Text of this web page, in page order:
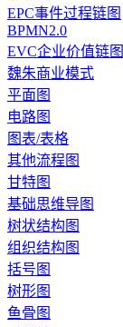
EPC事件过程链图
BPMN2.0
EVC企业价值链图
魏朱商业模式
平面图
电路图
图表/表格
其他流程图
甘特图
基础思维导图
树状结构图
组织结构图
括号图
树形图
鱼骨图